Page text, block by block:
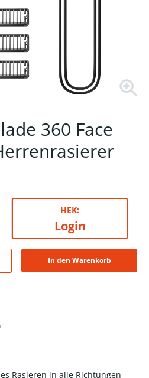
360 Face
HEK:
Login
In den Warenkorb
Rasieren in alle Richtungen